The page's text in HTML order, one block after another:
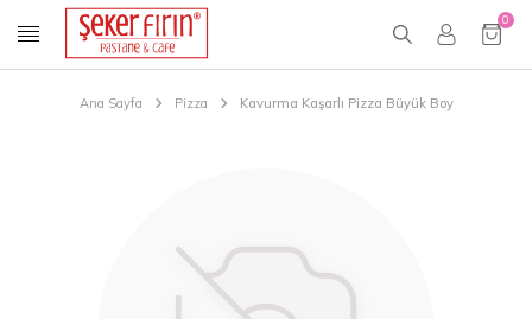
0
Ana Sayfa Pizza Kavurma Kaşarlı Pizza Büyük Boy